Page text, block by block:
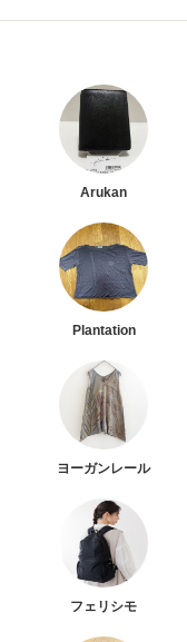
Arukan
Plantation
ヨーガンレール
フェリシモ